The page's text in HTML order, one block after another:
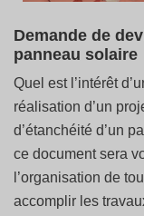
Demande de
panneau solaire
Quel est l’intérêt
réalisation d’un
d’étanchéité d’un
ce document sera
l’organisation de
accomplir les